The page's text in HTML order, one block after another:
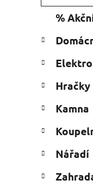
r
n
í
a
e
kategorie
e
o
i
%
Elektro
Hračky
Kamna
Nářadí